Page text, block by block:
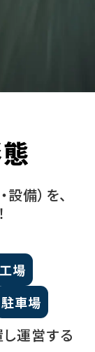
備）を、
場
駐車場
運営する